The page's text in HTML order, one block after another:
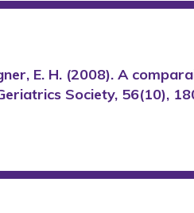
E. H. (2008). A
Society, 56(10),